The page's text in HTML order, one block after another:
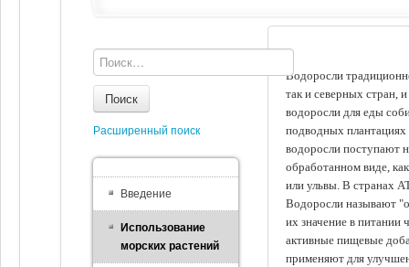
Водоросли
так и северных стран,
водоросли для еды
подводных
водоросли поступают
обработанном виде,
или ульвы. В странах
Водоросли называют
их значение в питании
активные пищевые
применяют для
Поиск
Расширенный поиск
Введение
Использование
морских растений